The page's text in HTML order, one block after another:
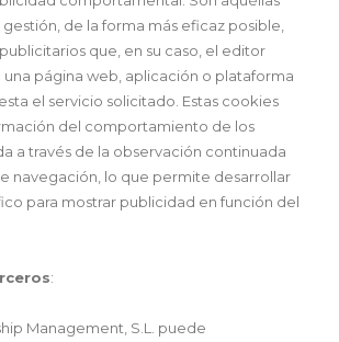
de la forma más eficaz posible,
que, en su caso, el editor
una página web, aplicación o plataforma
el servicio solicitado. Estas cookies
del comportamiento de los
a través de la observación continuada
navegación, lo que permite desarrollar
para mostrar publicidad en función del
:
Management, S.L. puede